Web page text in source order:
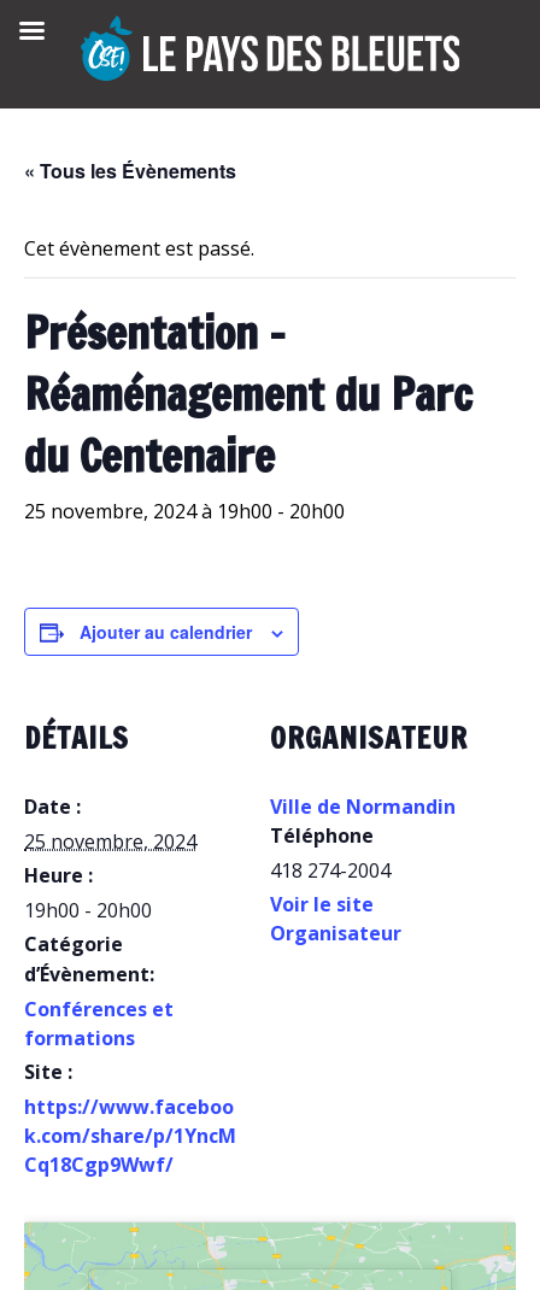
content
« Tous les Évènements
Cet évènement est passé.
Présentation –
Réaménagement du Parc
du Centenaire
25 novembre, 2024 à 19h00 - 20h00
Ajouter au calendrier
DÉTAILS
Date :
25 novembre, 2024
Heure :
19h00 - 20h00
Catégorie
d’Évènement:
Conférences et
formations
Site :
https://www.faceboo
k.com/share/p/1YncM
Cq18Cgp9Wwf/
ORGANISATEUR
Ville de Normandin
Téléphone
418 274-2004
Voir le site
Organisateur